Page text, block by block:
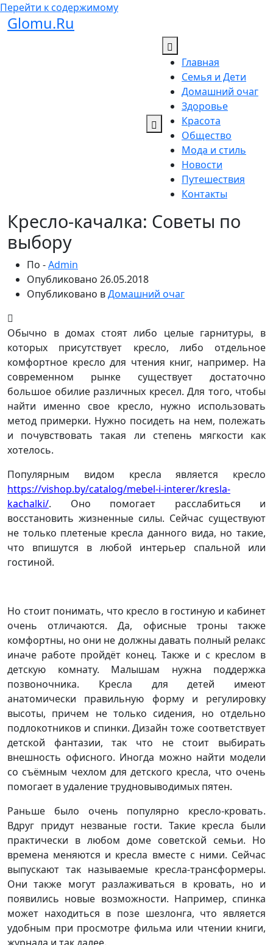
Перейти к содержимому
Glomu.Ru
Главная
Семья и Дети
Домашний очаг
Здоровье
Красота
Общество
Мода и стиль
Новости
Путешествия
Контакты
Кресло-качалка: Советы по
выбору
По -Admin
Опубликовано 26.05.2018
Опубликовано вДомашний очаг
Обычно в домах стоят либо целые гарнитуры, в
которых присутствует кресло, либо отдельное
комфортное кресло для чтения книг, например. На
современном рынке существует достаточно
большое обилие различных кресел. Для того, чтобы
найти именно свое кресло, нужно использовать
метод примерки. Нужно посидеть на нем, полежать
и почувствовать такая ли степень мягкости как
хотелось.
Популярным видом кресла является кресло
https://vishop.by/catalog/mebel-i-interer/kresla-
kachalki/. Оно помогает расслабиться и
восстановить жизненные силы. Сейчас существуют
не только плетеные кресла данного вида, но такие,
что впишутся в любой интерьер спальной или
гостиной.
Но стоит понимать, что кресло в гостиную и кабинет
очень отличаются. Да, офисные троны также
комфортны, но они не должны давать полный релакс
иначе работе пройдёт конец. Также и с креслом в
детскую комнату. Малышам нужна поддержка
позвоночника. Кресла для детей имеют
анатомически правильную форму и регулировку
высоты, причем не только сидения, но отдельно
подлокотников и спинки. Дизайн тоже соответствует
детской фантазии, так что не стоит выбирать
внешность офисного. Иногда можно найти модели
со съёмным чехлом для детского кресла, что очень
помогает в удаление трудновыводимых пятен.
Раньше было очень популярно кресло-кровать.
Вдруг придут незваные гости. Такие кресла были
практически в любом доме советской семьи. Но
времена меняются и кресла вместе с ними. Сейчас
выпускают так называемые кресла-трансформеры.
Они также могут разлаживаться в кровать, но и
появились новые возможности. Например, спинка
может находиться в позе шезлонга, что является
удобным при просмотре фильма или чтении книги,